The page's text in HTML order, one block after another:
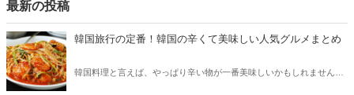
最新の投稿
韓国旅行の定番！韓国の辛くて美味しい人気グルメまとめ
韓国料理と言えば、やっぱり辛い物が一番美味しいかもしれません。